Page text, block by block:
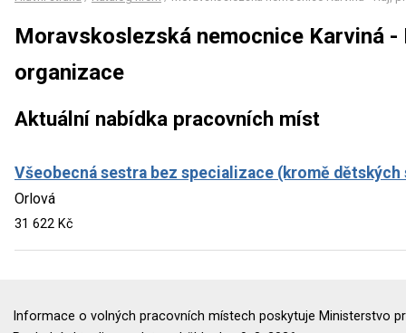
Moravskoslezská nemocnice Karviná -
organizace
Aktuální nabídka pracovních míst
Všeobecná sestra bez specializace (kromě dětských
Orlová
31 622 Kč
Informace o volných pracovních místech poskytuje Ministerstvo